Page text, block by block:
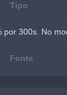
Tipo
300s. No
Fonte